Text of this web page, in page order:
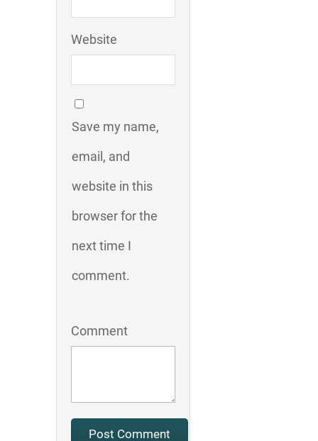
Website
Save my name,
email, and
website in this
browser for the
next time I
comment.
Comment